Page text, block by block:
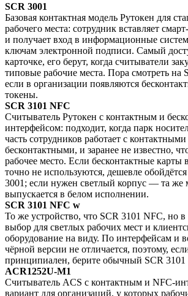
SCR 3001
Базовая контактная модель Рутокен для
рабочего места: сотрудник вставляет
и получает вход в информационные
ключам электронной подписи. Самый
карточке, его берут, когда считыватели
типовые рабочие места. Пора смотреть на
если в организации появляются
токены.
SCR 3101 NFC
Считыватель Рутокен с контактным и
интерфейсом: подходит, когда парк
часть сотрудников работает с
бесконтактными, и заранее не известно,
рабочее место. Если бесконтактные карты
точно не используются, дешевле
3001; если нужен светлый корпус — та же
выпускается в белом исполнении.
SCR 3101 NFC w
То же устройство, что SCR 3101 NFC, но
выбор для светлых рабочих мест и
оборудование на виду. По интерфейсам и
чёрной версии не отличается, поэтому,
принципиален, берите обычный SCR 3101
ACR1252U-M1
Считыватель ACS с контактным и NFC-
вариант для организаций, у которых